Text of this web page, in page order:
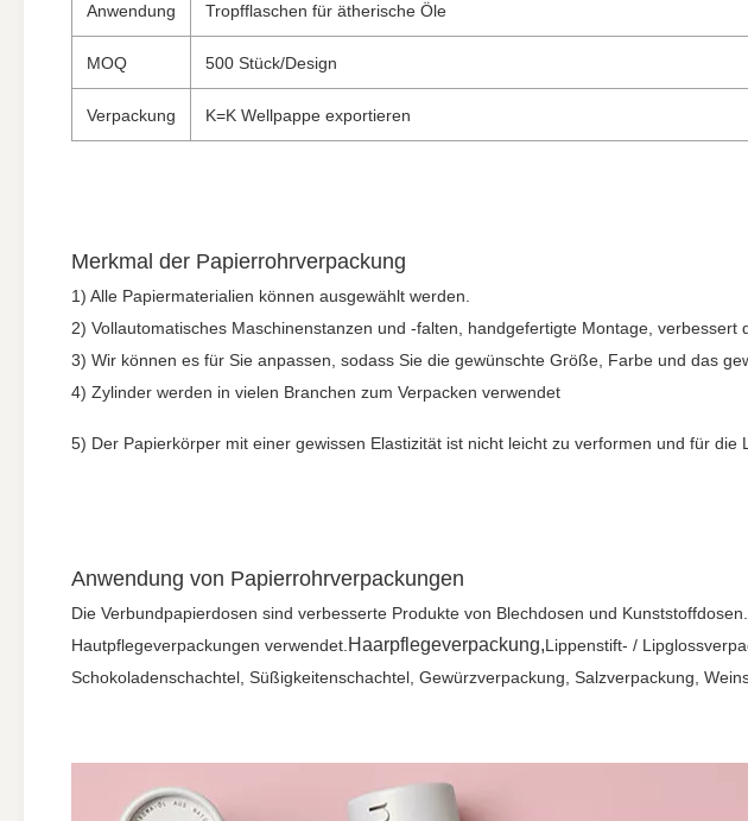
Anwendung Tropfflaschen für ätherische Öle
MOQ 500 Stück/Design
Verpackung K=K Wellpappe exportieren
Merkmal der Papierrohrverpackung
1) Alle Papiermaterialien können ausgewählt werden.
2) Vollautomatisches Maschinenstanzen und -falten, handgefertigte Montage, verbessert
3) Wir können es für Sie anpassen, sodass Sie die gewünschte Größe, Farbe und das
4) Zylinder werden in vielen Branchen zum Verpacken verwendet
5) Der Papierkörper mit einer gewissen Elastizität ist nicht leicht zu verformen und für die
Anwendung von Papierrohrverpackungen
Die Verbundpapierdosen sind verbesserte Produkte von Blechdosen und
Hautpflegeverpackungen verwendet. Haarpflegeverpackung,Lippenstift- /
Schokoladenschachtel, Süßigkeitenschachtel, Gewürzverpackung, Salzverpackung,